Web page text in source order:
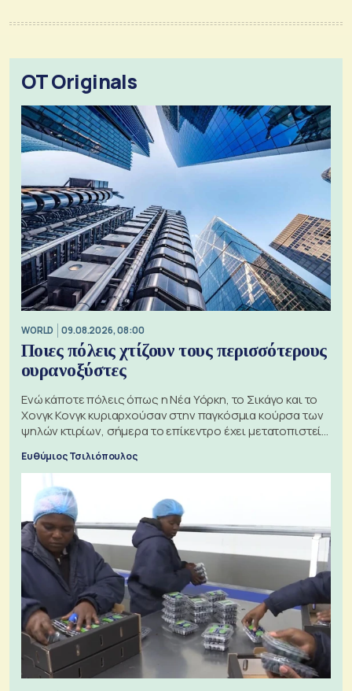
OT Originals
WORLD 09.08.2026, 08:00
Ποιες πόλεις χτίζουν τους περισσότερους
ουρανοξύστες
Ενώ κάποτε πόλεις όπως η Νέα Υόρκη, το Σικάγο και το
Χονγκ Κονγκ κυριαρχούσαν στην παγκόσμια κούρσα των
ψηλών κτιρίων, σήμερα το επίκεντρο έχει μετατοπιστεί
Ευθύμιος Τσιλιόπουλος